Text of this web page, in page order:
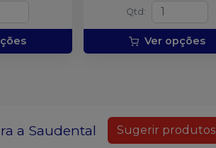
Qtd :
Ver opções
a Saudental Sugerir produtos